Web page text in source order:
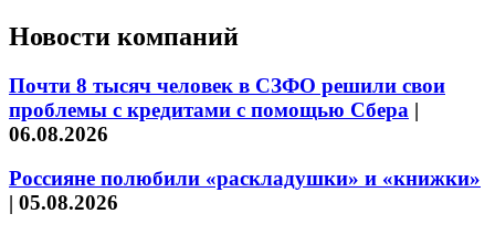
Новости компаний
Почти 8 тысяч человек в СЗФО решили свои
проблемы с кредитами с помощью Сбера |
06.08.2026
Россияне полюбили «раскладушки» и «книжки»
| 05.08.2026